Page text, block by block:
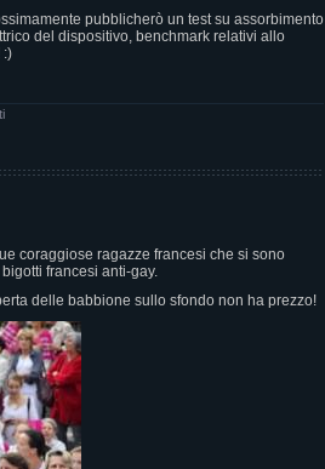
pubblicherò un test su assorbimento
del dispositivo, benchmark relativi allo
:)
coraggiose ragazze francesi che si sono
francesi anti-gay.
delle babbione sullo sfondo non ha prezzo!